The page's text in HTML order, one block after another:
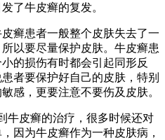
了牛皮癣的复发。
皮癣患者一般整个皮肤失去了一
以要尽量保护皮肤。牛皮癣患
的损伤有时都会引起同形反
者要保护好自己的皮肤，特别
感，更要注意不要伤及皮肤。
牛皮癣的治疗，很多时候还对
因为牛皮癣作为一种皮肤病，